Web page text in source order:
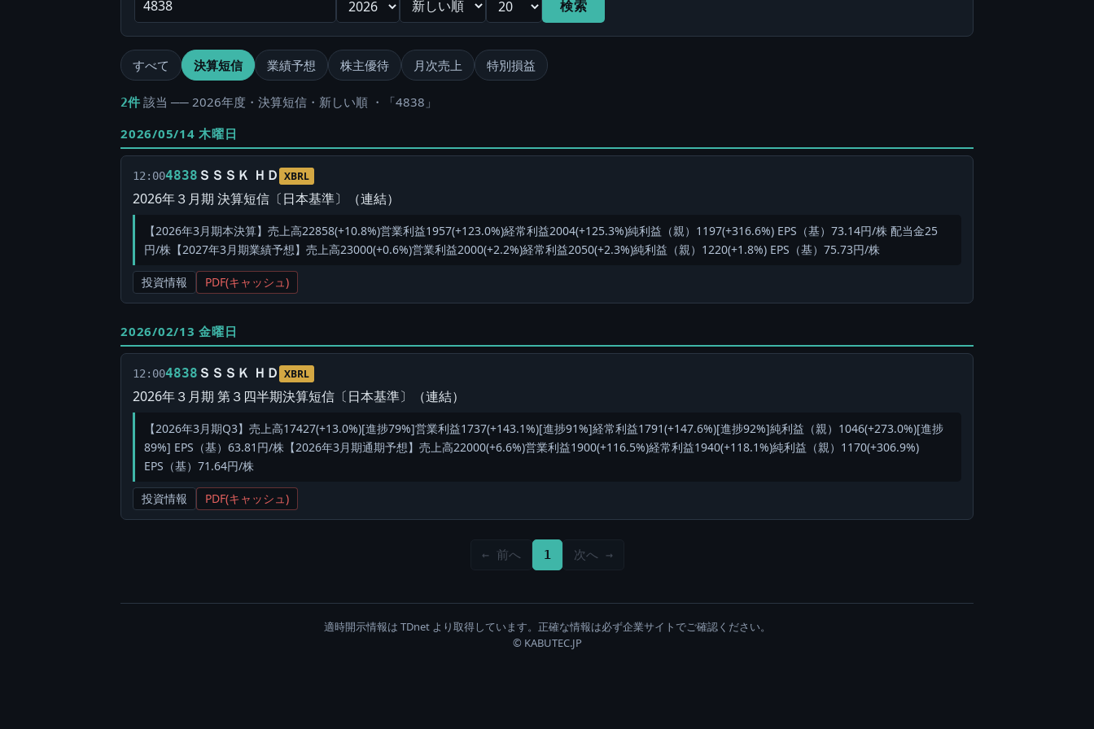
検索
すべて 決算短信 業績予想 株主優待 月次売上 特別損益
2件 該当 ── 2026年度・決算短信・新しい順 ・「4838」
2026/05/14 木曜日
12:004838 ＳＳＳＫ ＨＤ XBRL
2026年３月期 決算短信〔日本基準〕（連結）
【2026年3月期本決算】売上高22858(+10.8%)営業利益1957(+123.0%)経常利益2004(+125.3%)純利益（親）1197(+316.6%) EPS（基）73.14円/株 配当金25
円/株【2027年3月期業績予想】売上高23000(+0.6%)営業利益2000(+2.2%)経常利益2050(+2.3%)純利益（親）1220(+1.8%) EPS（基）75.73円/株
投資情報 PDF(キャッシュ)
2026/02/13 金曜日
12:004838 ＳＳＳＫ ＨＤ XBRL
2026年３月期 第３四半期決算短信〔日本基準〕（連結）
【2026年3月期Q3】売上高17427(+13.0%)[進捗79%]営業利益1737(+143.1%)[進捗91%]経常利益1791(+147.6%)[進捗92%]純利益（親）1046(+273.0%)[進捗
89%] EPS（基）63.81円/株【2026年3月期通期予想】売上高22000(+6.6%)営業利益1900(+116.5%)経常利益1940(+118.1%)純利益（親）1170(+306.9%)
EPS（基）71.64円/株
投資情報 PDF(キャッシュ)
← 前へ 1 次へ →
適時開示情報は TDnet より取得しています。正確な情報は必ず企業サイトでご確認ください。
© KABUTEC.JP